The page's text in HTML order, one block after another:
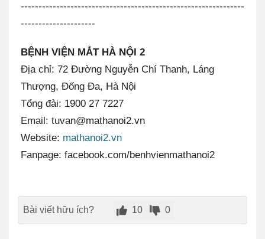
---------------------------------------------------------------
---------------------
BỆNH VIỆN MẮT HÀ NỘI 2
Địa chỉ: 72 Đường Nguyễn Chí Thanh, Láng
Thượng, Đống Đa, Hà Nội
Tổng đài: 1900 27 7227
Email: tuvan@mathanoi2.vn
Website: mathanoi2.vn
Fanpage: facebook.com/benhvienmathanoi2
Bài viết hữu ích? 10 0